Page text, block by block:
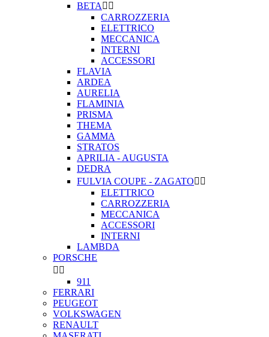
BETA  
CARROZZERIA
ELETTRICO
MECCANICA
INTERNI
ACCESSORI
FLAVIA
ARDEA
AURELIA
FLAMINIA
PRISMA
THEMA
GAMMA
STRATOS
APRILIA - AUGUSTA
DEDRA
FULVIA COUPE - ZAGATO 
ELETTRICO
CARROZZERIA
MECCANICA
ACCESSORI
INTERNI
LAMBDA
PORSCHE
 
911
FERRARI
PEUGEOT
VOLKSWAGEN
RENAULT